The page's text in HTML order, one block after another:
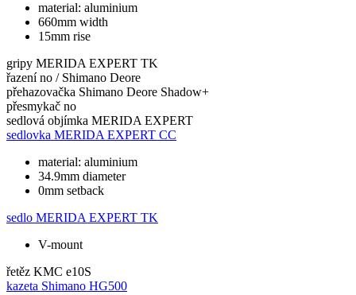
material: aluminium
660mm width
15mm rise
gripy MERIDA EXPERT TK
řazení no / Shimano Deore
přehazovačka Shimano Deore Shadow+
přesmykač no
sedlová objímka MERIDA EXPERT
sedlovka MERIDA EXPERT CC
material: aluminium
34.9mm diameter
0mm setback
sedlo MERIDA EXPERT TK
V-mount
řetěz KMC e10S
kazeta Shimano HG500